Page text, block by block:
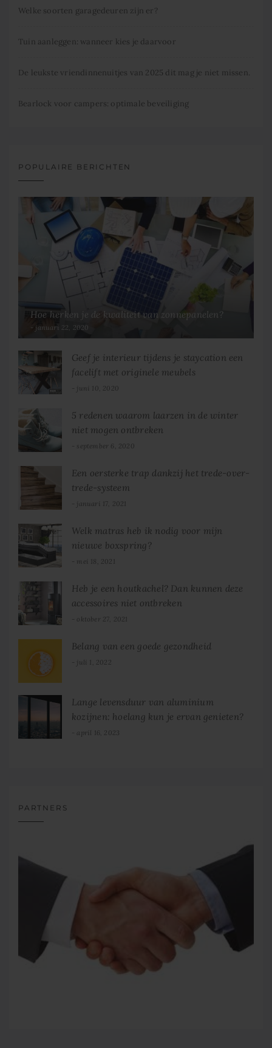
Welke soorten garagedeuren zijn er?
Tuin aanleggen: wanneer kies je daarvoor
De leukste vriendinnenuitjes van 2025 dit mag je niet missen.
Bearlock voor campers: optimale beveiliging
POPULAIRE BERICHTEN
Hoe herken je de kwaliteit van zonnepanelen?
januari 22, 2020
Geef je interieur tijdens je staycation een
facelift met originele meubels
juni 10, 2020
5 redenen waarom laarzen in de winter
niet mogen ontbreken
september 6, 2020
Een oersterke trap dankzij het trede-over-
trede-systeem
januari 17, 2021
Welk matras heb ik nodig voor mijn
nieuwe boxspring?
mei 18, 2021
Heb je een houtkachel? Dan kunnen deze
accessoires niet ontbreken
oktober 27, 2021
Belang van een goede gezondheid
juli 1, 2022
Lange levensduur van aluminium
kozijnen: hoelang kun je ervan genieten?
april 16, 2023
PARTNERS